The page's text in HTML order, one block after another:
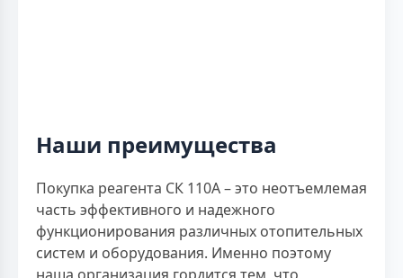
Наши преимущества
Покупка реагента СК 110А – это неотъемлемая
часть эффективного и надежного
функционирования различных отопительных
систем и оборудования. Именно поэтому